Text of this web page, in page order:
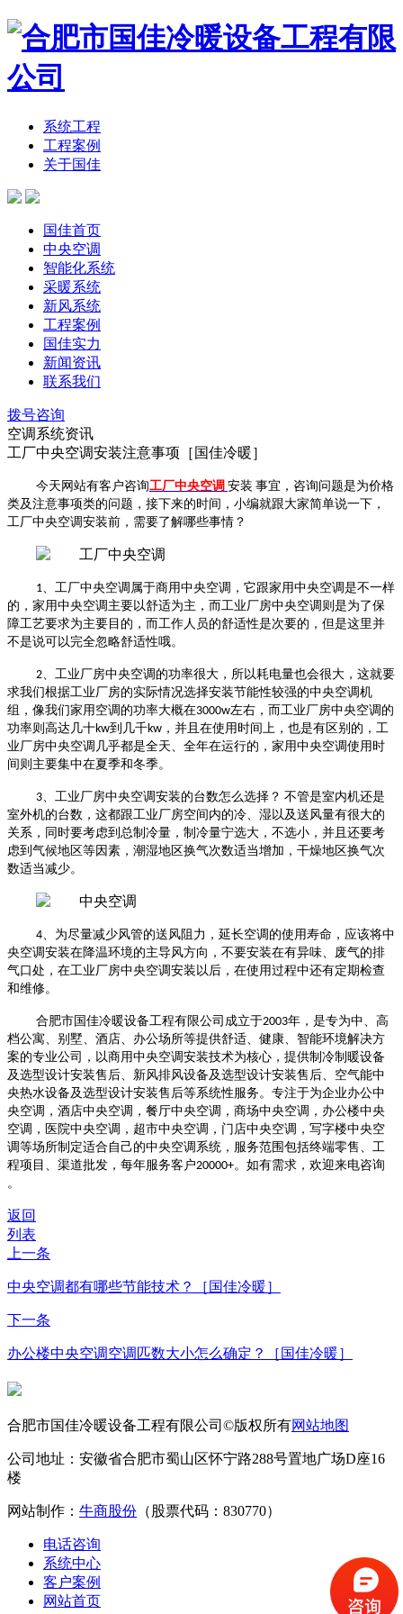
系统工程
工程案例
关于国佳
国佳首页
中央空调
智能化系统
采暖系统
新风系统
工程案例
国佳实力
新闻资讯
联系我们
拨号咨询
空调系统资讯
工厂中央空调安装注意事项［国佳冷暖］
今天网站有客户咨询工厂中央空调 安装 事宜，咨询问题是为价格
类及注意事项类的问题，接下来的时间，小编就跟大家简单说一下，
工厂中央空调安装前，需要了解哪些事情？
1、 工厂中央空调 属于商用中央空调，它跟家用中央空调是不一样
的，家用中央空调主要以舒适为主，而工业厂房中央空调则是为了保
障工艺要求为主要目的，而工作人员的舒适性是次要的，但是这里并
不是说可以完全忽略舒适性哦。
2、工业厂房中央空调的功率很大，所以耗电量也会很大，这就要
求我们根据工业厂房的实际情况选择安装节能性较强的中央空调机
组，像我们家用空调的功率大概在3000w左右，而工业厂房中央空调的
功率则高达几十kw到几千kw ，并且在使用时间上，也是有区别的，工
业厂房中央空调几乎都是全天、全年在运行的，家用中央空调使用时
间则主要集中在夏季和冬季。
3、工业厂房中央空调安装的台数怎么选择？ 不管是室内机还是
室外机的台数，这都跟工业厂房空间内的冷、湿以及送风量有很大的
关系，同时要考虑到总制冷量，制冷量宁选大，不选小，并且还要考
虑到气候地区等因素，潮湿地区换气次数适当增加，干燥地区换气次
数适当减少。
4、为尽量减少风管的送风阻力，延长空调的使用寿命，应该将中
央空调安装在降温环境的主导风方向，不要安装在有异味、废气的排
气口处，在工业厂房中央空调安装以后，在使用过程中还有定期检查
和维修。
合肥市国佳冷暖设备工程有限公司成立于2003年，是专为中、高
档公寓、别墅、酒店、办公场所等提供舒适、健康、智能环境解决方
案的专业公司，以商用中央空调安装技术为核心，提供制冷制暖设备
及选型设计安装售后、新风排风设备及选型设计安装售后、空气能中
央热水设备及选型设计安装售后等系统性服务。专注于为企业办公中
央空调，酒店中央空调，餐厅中央空调，商场中央空调，办公楼中央
空调，医院中央空调，超市中央空调，门店中央空调，写字楼中央空
调等场所制定适合自己的中央空调系统，服务范围包括终端零售、工
程项目、渠道批发，每年服务客户20000+。如有需求，欢迎来电咨询
。
返回
列表
上一条
中央空调都有哪些节能技术？［国佳冷暖］
下一条
办公楼中央空调空调匹数大小怎么确定？［国佳冷暖］
合肥市国佳冷暖设备工程有限公司©版权所有网站地图
公司地址：安徽省合肥市蜀山区怀宁路288号置地广场D座16
楼
网站制作： 牛商股份 （股票代码：830770）
电话咨询
系统中心
客户案例
网站首页